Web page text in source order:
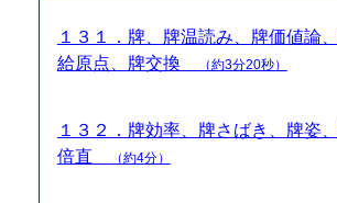
１３１．牌、牌温読み、牌価値論
給原点、牌交換
（約3分20秒）
１３２．牌効率、牌さばき、牌姿
倍直
（約4分）